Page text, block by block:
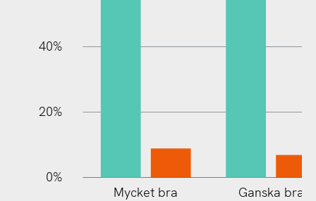
40%
20%
0%
Mycket bra Ganska bra